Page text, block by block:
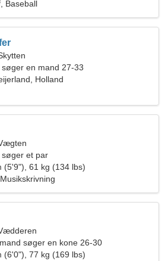
Baseball
søger en mand 27-33
Holland
søger et par
(5'9"), 61 kg (134 lbs)
søger en kone 26-30
(6'0"), 77 kg (169 lbs)